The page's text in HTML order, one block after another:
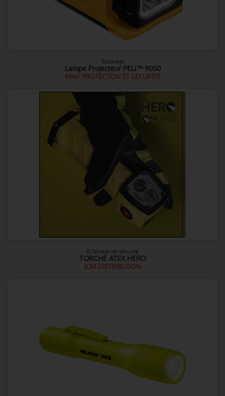
Eclairage
Lampe Projecteur PELI™ 9050
MMF PROTECTION ET SÉCURITÉ
Eclairage de sécurité
TORCHE ATEX HERO
JCM DISTRIBUTION